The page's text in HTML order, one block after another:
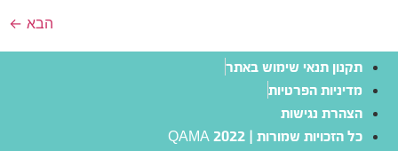
הבא ←
תקנון תנאי שימוש באתר
מדיניות הפרטיות
הצהרת נגישות
כל הזכויות שמורות | QAMA 2022